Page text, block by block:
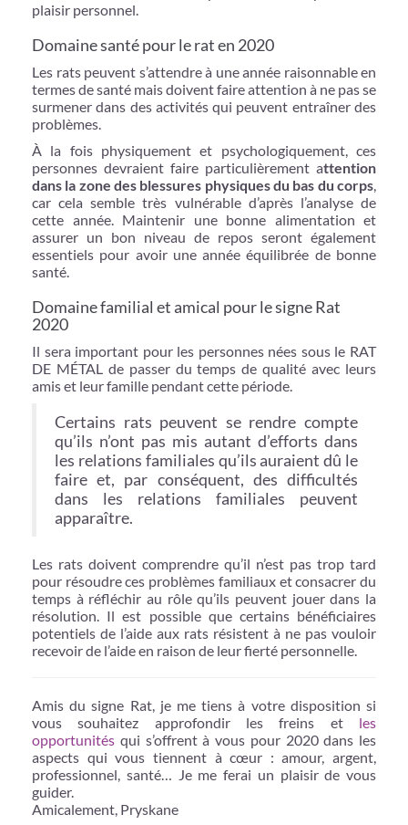
plaisir personnel.
Domaine santé pour le rat en 2020
Les rats peuvent s’attendre à une année raisonnable en
termes de santé mais doivent faire attention à ne pas se
surmener dans des activités qui peuvent entraîner des
problèmes.
À la fois physiquement et psychologiquement, ces
personnes devraient faire particulièrement attention
dans la zone des blessures physiques du bas du corps,
car cela semble très vulnérable d’après l’analyse de
cette année. Maintenir une bonne alimentation et
assurer un bon niveau de repos seront également
essentiels pour avoir une année équilibrée de bonne
santé.
Domaine familial et amical pour le signe Rat
2020
Il sera important pour les personnes nées sous le RAT
DE MÉTAL de passer du temps de qualité avec leurs
amis et leur famille pendant cette période.
Certains rats peuvent se rendre compte
qu’ils n’ont pas mis autant d’efforts dans
les relations familiales qu’ils auraient dû le
faire et, par conséquent, des difficultés
dans les relations familiales peuvent
apparaître.
Les rats doivent comprendre qu’il n’est pas trop tard
pour résoudre ces problèmes familiaux et consacrer du
temps à réfléchir au rôle qu’ils peuvent jouer dans la
résolution. Il est possible que certains bénéficiaires
potentiels de l’aide aux rats résistent à ne pas vouloir
recevoir de l’aide en raison de leur fierté personnelle.
Amis du signe Rat, je me tiens à votre disposition si
vous souhaitez approfondir les freins et les
opportunités qui s’offrent à vous pour 2020 dans les
aspects qui vous tiennent à cœur : amour, argent,
professionnel, santé… Je me ferai un plaisir de vous
guider.
Amicalement, Pryskane